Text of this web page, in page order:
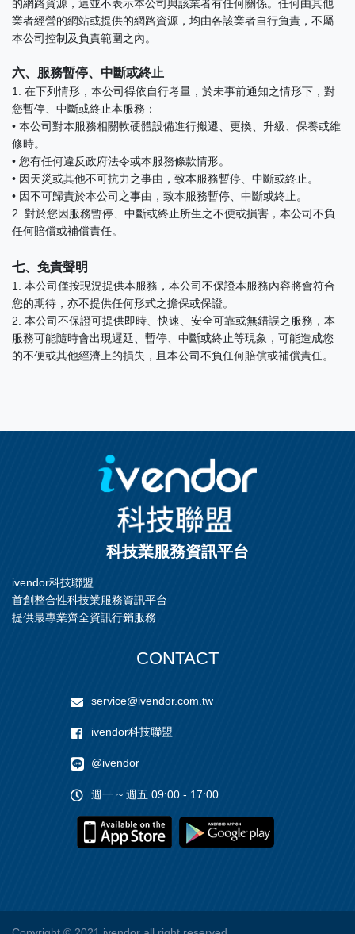
的網路資源，這並不表示本公司與該業者有任何關係。任何由其他
業者經營的網站或提供的網路資源，均由各該業者自行負責，不屬
本公司控制及負責範圍之內。
六、服務暫停、中斷或終止
1. 在下列情形，本公司得依自行考量，於未事前通知之情形下，對
您暫停、中斷或終止本服務：
• 本公司對本服務相關軟硬體設備進行搬遷、更換、升級、保養或維
修時。
• 您有任何違反政府法令或本服務條款情形。
• 因天災或其他不可抗力之事由，致本服務暫停、中斷或終止。
• 因不可歸責於本公司之事由，致本服務暫停、中斷或終止。
2. 對於您因服務暫停、中斷或終止所生之不便或損害，本公司不負
任何賠償或補償責任。
七、免責聲明
1. 本公司僅按現況提供本服務，本公司不保證本服務內容將會符合
您的期待，亦不提供任何形式之擔保或保證。
2. 本公司不保證可提供即時、快速、安全可靠或無錯誤之服務，本
服務可能隨時會出現遲延、暫停、中斷或終止等現象，可能造成您
的不便或其他經濟上的損失，且本公司不負任何賠償或補償責任。
科技業服務資訊平台
ivendor科技聯盟
首創整合性科技業服務資訊平台
提供最專業齊全資訊行銷服務
CONTACT
service@ivendor.com.tw
ivendor科技聯盟
@ivendor
週一 ~ 週五 09:00 - 17:00